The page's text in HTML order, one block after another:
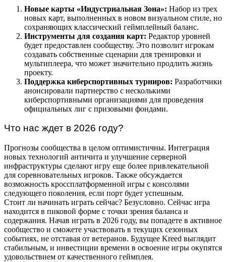
Новые карты «Индустриальная Зона»: Набор из трех
новых карт, выполненных в новом визуальном стиле, но
сохраняющих классический геймплейный баланс.
Инструменты для создания карт: Редактор уровней
будет предоставлен сообществу. Это позволит игрокам
создавать собственные сценарии для тренировки и
мультиплеера, что может значительно продлить жизнь
проекту.
Поддержка киберспортивных турниров: Разработчики
анонсировали партнерство с несколькими
киберспортивными организациями для проведения
официальных лиг с призовыми фондами.
Что нас ждет в 2026 году?
Прогнозы сообщества в целом оптимистичны. Интеграция
новых технологий античита и улучшение серверной
инфраструктуры сделают игру еще более привлекательной
для соревновательных игроков. Также обсуждается
возможность кроссплатформенной игры с консолями
следующего поколения, если порт будет успешным.
Стоит ли начинать играть сейчас? Безусловно. Сейчас игра
находится в пиковой форме с точки зрения баланса и
содержания. Начав играть в 2026 году, вы попадете в активное
сообщество и сможете участвовать в текущих сезонных
событиях, не отставая от ветеранов. Будущее Kreed выглядит
стабильным, и инвестиции времени в освоение игры окупятся
удовольствием от качественного геймплея.